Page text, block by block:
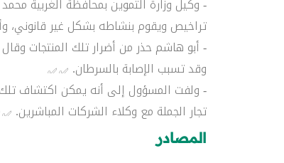
- وكيل وزارة التموين بمحافظة الغربية
تراخيص ويقوم بنشاطه بشكل غير قانوني،
- أبو هاشم حذر من أضرار تلك المنتجات
وقد تسبب الإصابة بالسرطان.
- ولفت المسؤول إلى أنه يمكن اكتشاف تلك
تجار الجملة مع وكلاء الشركات المباشرين.
المصادر